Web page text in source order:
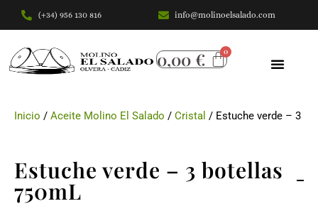
al
contenido
(+34) 956 130 816 info@molinoelsalado.com
0,00 €
Inicio / Aceite Molino El Salado / Cristal / Estuche verde – 3
Estuche verde – 3 botellas
750mL